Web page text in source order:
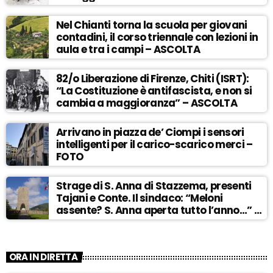
Nel Chianti torna la scuola per giovani
contadini, il corso triennale con lezioni in
aula e tra i campi – ASCOLTA
82/o Liberazione di Firenze, Chiti (ISRT):
“La Costituzione è antifascista, e non si
cambia a maggioranza” – ASCOLTA
Arrivano in piazza de’ Ciompi i sensori
intelligenti per il carico-scarico merci –
FOTO
Strage di S. Anna di Stazzema, presenti
Tajani e Conte. Il sindaco: “Meloni
assente? S. Anna aperta tutto l’anno…” –
ASCOLTA
ORA IN DIRETTA